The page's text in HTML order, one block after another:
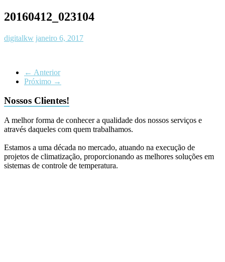
20160412_023104
digitalkw janeiro 6, 2017
← Anterior
Próximo →
Nossos Clientes!
A melhor forma de conhecer a qualidade dos nossos serviços e
através daqueles com quem trabalhamos.
Estamos a uma década no mercado, atuando na execução de
projetos de climatização, proporcionando as melhores soluções em
sistemas de controle de temperatura.